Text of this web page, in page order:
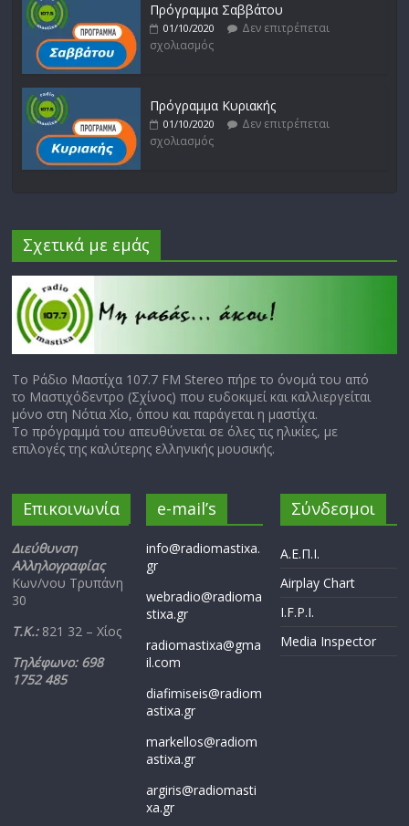
Πρόγραμμα Σαββάτου
01/10/2020
Δεν επιτρέπεται
σχολιασμός
Πρόγραμμα Κυριακής
01/10/2020
Δεν επιτρέπεται
σχολιασμός
Σχετικά με εμάς
Το Ράδιο Μαστίχα 107.7 FM Stereo πήρε το όνομά του από
το Μαστιχόδεντρο (Σχίνος) που ευδοκιμεί και καλλιεργείται
μόνο στη Νότια Χίο, όπου και παράγεται η μαστίχα.
Το πρόγραμμά του απευθύνεται σε όλες τις ηλικίες, με
επιλογές της καλύτερης ελληνικής μουσικής.
Επικοινωνία
Διεύθυνση
Αλληλογραφίας
Κων/νου Τρυπάνη
30
Τ.Κ.: 821 32 – Χίος
Τηλέφωνο: 698
1752 485
e-mail’s
info@radiomastixa.
gr
webradio@radioma
stixa.gr
radiomastixa@gma
il.com
diafimiseis@radiom
astixa.gr
markellos@radiom
astixa.gr
argiris@radiomasti
xa.gr
Σύνδεσμοι
Α.Ε.Π.Ι.
Airplay Chart
I.F.P.I.
Media Inspector